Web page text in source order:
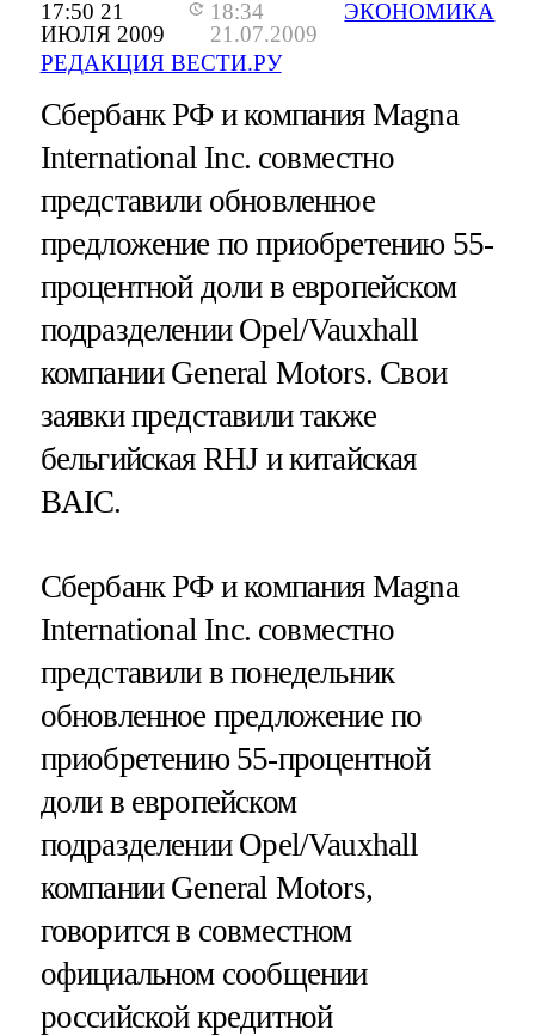
17:50 21
ИЮЛЯ 2009
18:34
21.07.2009
РЕДАКЦИЯ ВЕСТИ.РУ
ЭКОНОМИКА
Сбербанк РФ и компания Magna
International Inc. совместно
представили обновленное
предложение по приобретению 55-
процентной доли в европейском
подразделении Opel/Vauxhall
компании General Motors. Свои
заявки представили также
бельгийская RHJ и китайская
BAIC.
Сбербанк РФ и компания Magna
International Inc. совместно
представили в понедельник
обновленное предложение по
приобретению 55-процентной
доли в европейском
подразделении Opel/Vauxhall
компании General Motors,
говорится в совместном
официальном сообщении
российской кредитной